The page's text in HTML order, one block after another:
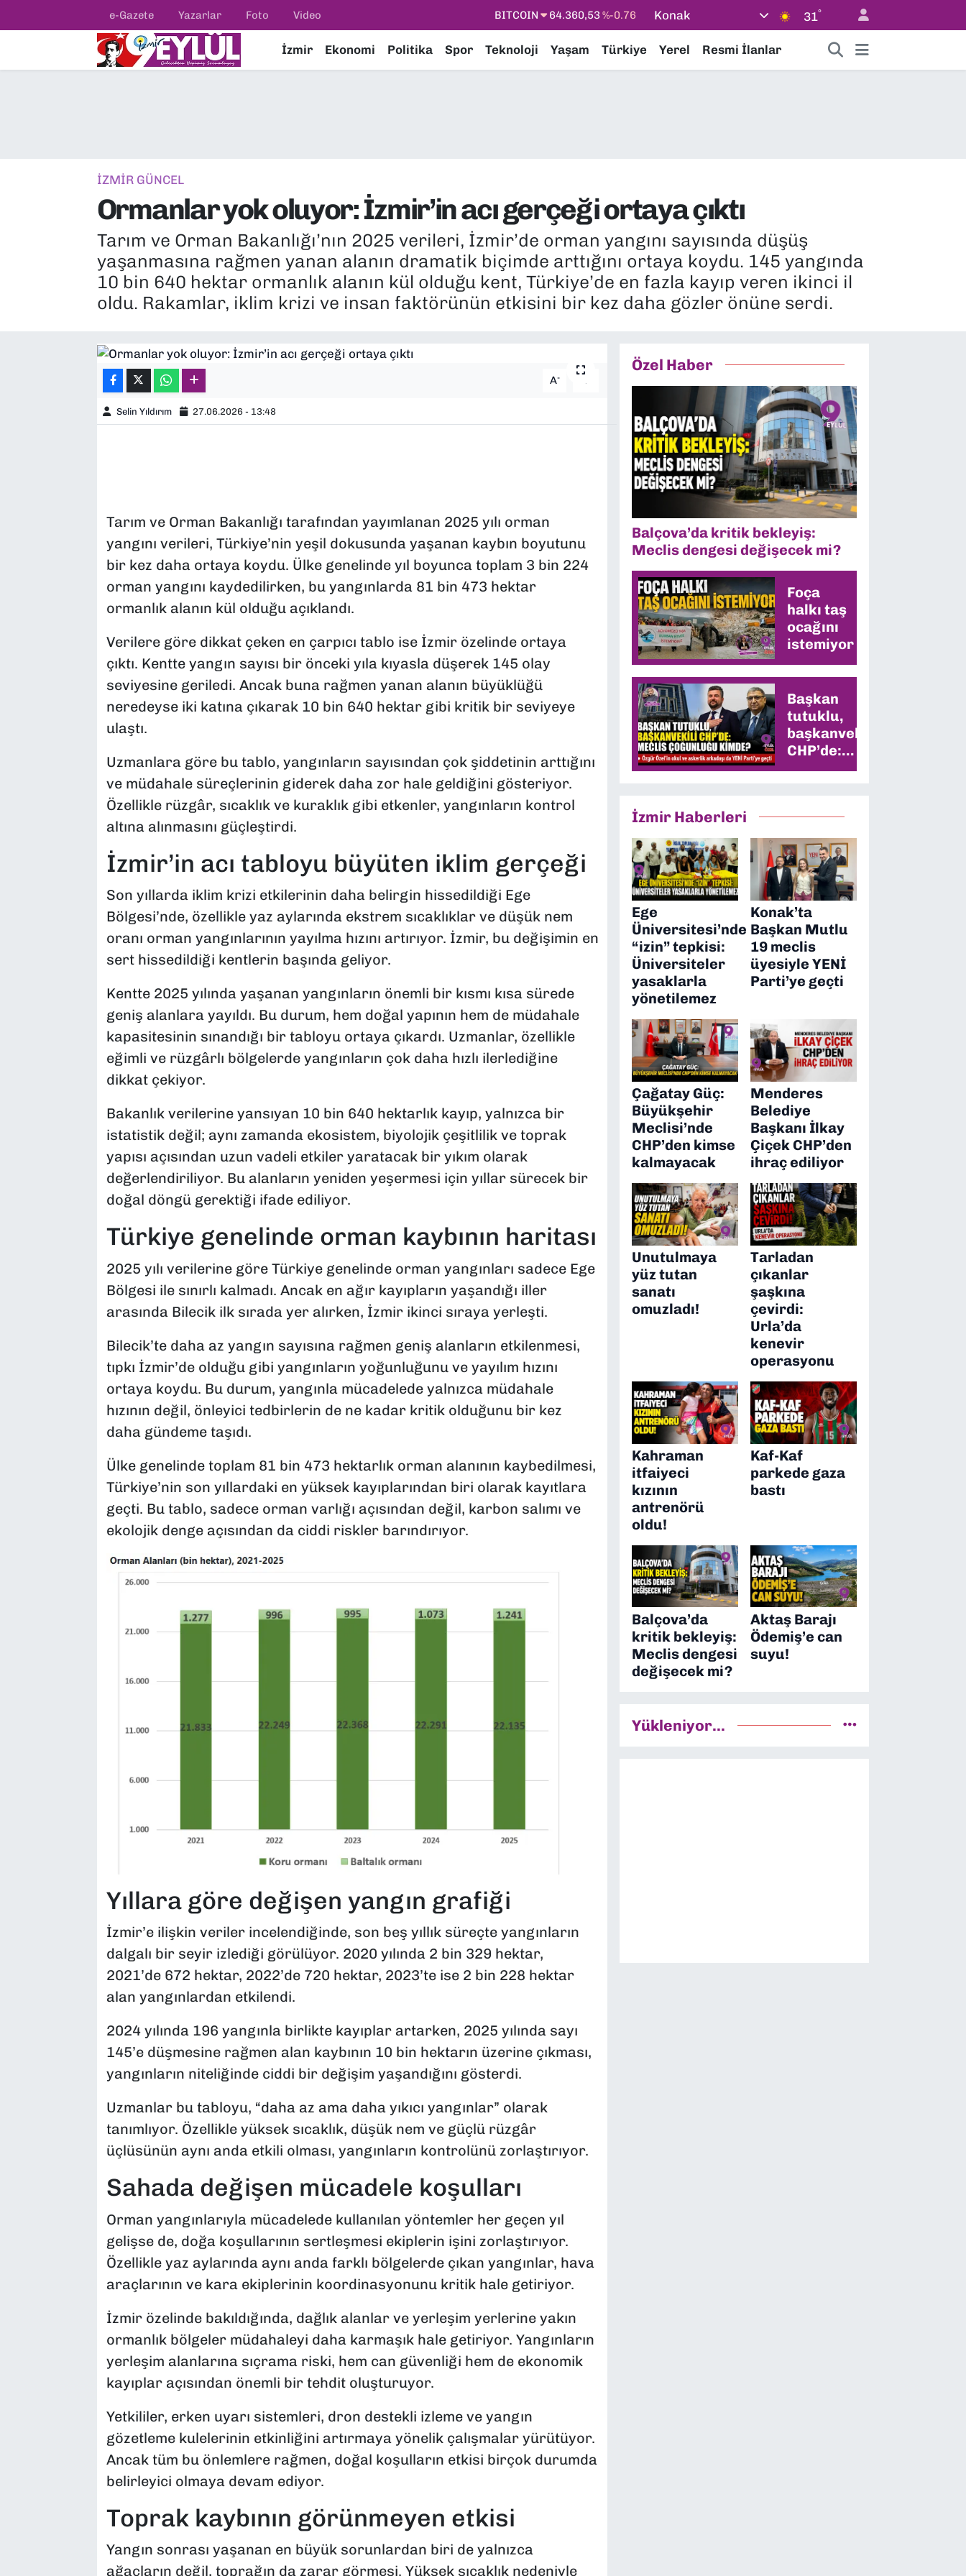
e-Gazete Yazarlar Foto Video DOLAR 47,7069%0.17
STERLİN
64,1897%0.02
Konak 31°
İzmir Ekonomi Politika Spor Teknoloji Yaşam Türkiye Yerel Resmi İlanlar
İZMİR GÜNCEL
Ormanlar yok oluyor: İzmir’in acı gerçeği ortaya çıktı
Tarım ve Orman Bakanlığı’nın 2025 verileri, İzmir’de orman yangını sayısında düşüş
yaşanmasına rağmen yanan alanın dramatik biçimde arttığını ortaya koydu. 145 yangında
10 bin 640 hektar ormanlık alanın kül olduğu kent, Türkiye’de en fazla kayıp veren ikinci il
oldu. Rakamlar, iklim krizi ve insan faktörünün etkisini bir kez daha gözler önüne serdi.
A- A
Selin Yıldırım 27.06.2026 - 13:48
Tarım ve Orman Bakanlığı tarafından yayımlanan 2025 yılı orman
yangını verileri, Türkiye’nin yeşil dokusunda yaşanan kaybın boyutunu
bir kez daha ortaya koydu. Ülke genelinde yıl boyunca toplam 3 bin 224
orman yangını kaydedilirken, bu yangınlarda 81 bin 473 hektar
ormanlık alanın kül olduğu açıklandı.
Verilere göre dikkat çeken en çarpıcı tablo ise İzmir özelinde ortaya
çıktı. Kentte yangın sayısı bir önceki yıla kıyasla düşerek 145 olay
seviyesine geriledi. Ancak buna rağmen yanan alanın büyüklüğü
neredeyse iki katına çıkarak 10 bin 640 hektar gibi kritik bir seviyeye
ulaştı.
Uzmanlara göre bu tablo, yangınların sayısından çok şiddetinin arttığını
ve müdahale süreçlerinin giderek daha zor hale geldiğini gösteriyor.
Özellikle rüzgâr, sıcaklık ve kuraklık gibi etkenler, yangınların kontrol
altına alınmasını güçleştirdi.
İzmir’in acı tabloyu büyüten iklim gerçeği
Son yıllarda iklim krizi etkilerinin daha belirgin hissedildiği Ege
Bölgesi’nde, özellikle yaz aylarında ekstrem sıcaklıklar ve düşük nem
oranı orman yangınlarının yayılma hızını artırıyor. İzmir, bu değişimin en
sert hissedildiği kentlerin başında geliyor.
Kentte 2025 yılında yaşanan yangınların önemli bir kısmı kısa sürede
geniş alanlara yayıldı. Bu durum, hem doğal yapının hem de müdahale
kapasitesinin sınandığı bir tabloyu ortaya çıkardı. Uzmanlar, özellikle
eğimli ve rüzgârlı bölgelerde yangınların çok daha hızlı ilerlediğine
dikkat çekiyor.
Bakanlık verilerine yansıyan 10 bin 640 hektarlık kayıp, yalnızca bir
istatistik değil; aynı zamanda ekosistem, biyolojik çeşitlilik ve toprak
yapısı açısından uzun vadeli etkiler yaratacak bir yıkım olarak
değerlendiriliyor. Bu alanların yeniden yeşermesi için yıllar sürecek bir
doğal döngü gerektiği ifade ediliyor.
Türkiye genelinde orman kaybının haritası
2025 yılı verilerine göre Türkiye genelinde orman yangınları sadece Ege
Bölgesi ile sınırlı kalmadı. Ancak en ağır kayıpların yaşandığı iller
arasında Bilecik ilk sırada yer alırken, İzmir ikinci sıraya yerleşti.
Bilecik’te daha az yangın sayısına rağmen geniş alanların etkilenmesi,
tıpkı İzmir’de olduğu gibi yangınların yoğunluğunu ve yayılım hızını
ortaya koydu. Bu durum, yangınla mücadelede yalnızca müdahale
hızının değil, önleyici tedbirlerin de ne kadar kritik olduğunu bir kez
daha gündeme taşıdı.
Ülke genelinde toplam 81 bin 473 hektarlık orman alanının kaybedilmesi,
Türkiye’nin son yıllardaki en yüksek kayıplarından biri olarak kayıtlara
geçti. Bu tablo, sadece orman varlığı açısından değil, karbon salımı ve
ekolojik denge açısından da ciddi riskler barındırıyor.
Yıllara göre değişen yangın grafiği
İzmir’e ilişkin veriler incelendiğinde, son beş yıllık süreçte yangınların
dalgalı bir seyir izlediği görülüyor. 2020 yılında 2 bin 329 hektar,
2021’de 672 hektar, 2022’de 720 hektar, 2023’te ise 2 bin 228 hektar
alan yangınlardan etkilendi.
2024 yılında 196 yangınla birlikte kayıplar artarken, 2025 yılında sayı
145’e düşmesine rağmen alan kaybının 10 bin hektarın üzerine çıkması,
yangınların niteliğinde ciddi bir değişim yaşandığını gösterdi.
Uzmanlar bu tabloyu, “daha az ama daha yıkıcı yangınlar” olarak
tanımlıyor. Özellikle yüksek sıcaklık, düşük nem ve güçlü rüzgâr
üçlüsünün aynı anda etkili olması, yangınların kontrolünü zorlaştırıyor.
Sahada değişen mücadele koşulları
Orman yangınlarıyla mücadelede kullanılan yöntemler her geçen yıl
gelişse de, doğa koşullarının sertleşmesi ekiplerin işini zorlaştırıyor.
Özellikle yaz aylarında aynı anda farklı bölgelerde çıkan yangınlar, hava
araçlarının ve kara ekiplerinin koordinasyonunu kritik hale getiriyor.
İzmir özelinde bakıldığında, dağlık alanlar ve yerleşim yerlerine yakın
ormanlık bölgeler müdahaleyi daha karmaşık hale getiriyor. Yangınların
yerleşim alanlarına sıçrama riski, hem can güvenliği hem de ekonomik
kayıplar açısından önemli bir tehdit oluşturuyor.
Yetkililer, erken uyarı sistemleri, dron destekli izleme ve yangın
gözetleme kulelerinin etkinliğini artırmaya yönelik çalışmalar yürütüyor.
Ancak tüm bu önlemlere rağmen, doğal koşulların etkisi birçok durumda
belirleyici olmaya devam ediyor.
Toprak kaybının görünmeyen etkisi
Yangın sonrası yaşanan en büyük sorunlardan biri de yalnızca
ağaçların değil, toprağın da zarar görmesi. Yüksek sıcaklık nedeniyle
Özel Haber
Balçova’da kritik bekleyiş:
Meclis dengesi değişecek mi?
Foça
halkı taş
ocağını
istemiyor
Başkan
tutuklu,
başkanvekili
CHP’de:
Meclis
İzmir Haberleri
Ege
Üniversitesi’nde
“izin” tepkisi:
Üniversiteler
yasaklarla
yönetilemez
Konak’ta
Başkan Mutlu
19 meclis
üyesiyle YENİ
Parti’ye geçti
Çağatay Güç:
Büyükşehir
Meclisi’nde
CHP’den kimse
kalmayacak
Menderes
Belediye
Başkanı İlkay
Çiçek CHP’den
ihraç ediliyor
Unutulmaya
yüz tutan
sanatı
omuzladı!
Tarladan
çıkanlar
şaşkına
çevirdi:
Urla’da
kenevir
operasyonu
Kahraman
itfaiyeci
kızının
antrenörü
oldu!
Kaf-Kaf
parkede gaza
bastı
Balçova’da
kritik bekleyiş:
Meclis dengesi
değişecek mi?
Aktaş Barajı
Ödemiş’e can
suyu!
Yükleniyor...
Resmi İlanlar
EKONOMİ
KÜLTÜR SANAT
MAGAZİN
TEKNOLOJİ
Konak Nöbetçi Eczaneler
Tüm Manşetler
Son Dakika Haberleri
Haber Arşivi